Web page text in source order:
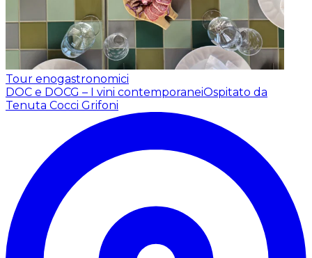
Tour enogastronomici
DOC e DOCG – I vini contemporaneiOspitato da
Tenuta Cocci Grifoni